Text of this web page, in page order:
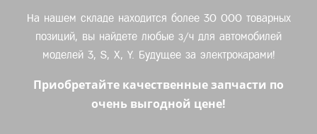
На нашем складе находится более 30 000 товарных
позиций, вы найдете любые з/ч для автомобилей
моделей 3, S, X, Y. Будущее за электрокарами!
Приобретайте качественные запчасти по
очень выгодной цене!